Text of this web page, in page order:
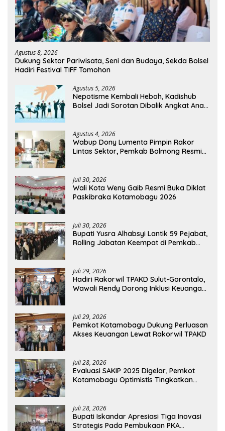
Agustus 8, 2026
Dukung Sektor Pariwisata, Seni dan Budaya, Sekda Bolsel
Hadiri Festival TIFF Tomohon
Agustus 5, 2026
Nepotisme Kembali Heboh, Kadishub
Bolsel Jadi Sorotan Dibalik Angkat Anak
Agustus 4, 2026
Wabup Dony Lumenta Pimpin Rakor
Lintas Sektor, Pemkab Bolmong Resmi
Juli 30, 2026
Wali Kota Weny Gaib Resmi Buka Diklat
Paskibraka Kotamobagu 2026
Juli 30, 2026
Bupati Yusra Alhabsyi Lantik 59 Pejabat,
Rolling Jabatan Keempat di Pemkab
Juli 29, 2026
Hadiri Rakorwil TPAKD Sulut-Gorontalo,
Wawali Rendy Dorong Inklusi Keuangan
Juli 29, 2026
Pemkot Kotamobagu Dukung Perluasan
Akses Keuangan Lewat Rakorwil TPAKD
Juli 28, 2026
Evaluasi SAKIP 2025 Digelar, Pemkot
Kotamobagu Optimistis Tingkatkan
Juli 28, 2026
Bupati Iskandar Apresiasi Tiga Inovasi
Strategis Pada Pembukaan PKA